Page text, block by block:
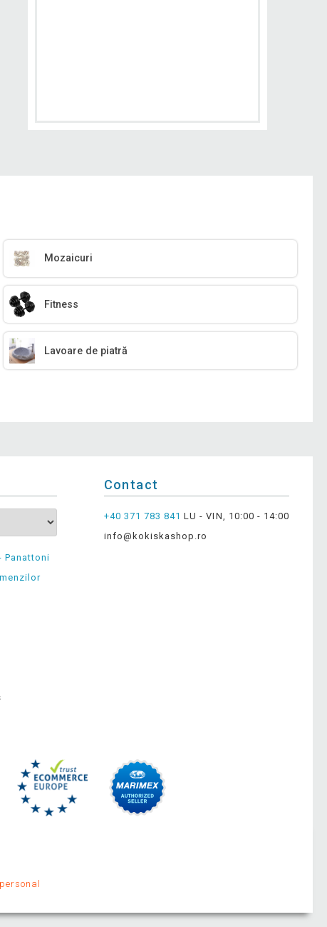
Mozaicuri
Fitness
Lavoare de piatră
Panattoni
Contact
+40 371 783 841 LU - VIN, 10:00 - 14:00
info@kokiskashop.ro